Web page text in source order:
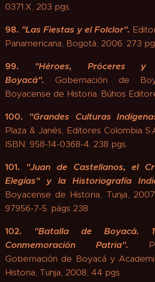
0371.X, 203 pgs.
98. "Las Fiestas y el Folclor".
Panamericana, Bogotá, 2006. 273
99. "Héroes, Próceres
Boyacá".
Gobernación de
Boyacense de Historia. Búhos
100. "Grandes Culturas
Plaza & Janés, Editores Colombia
ISBN: 958-14-0368-4. 238 pgs.
101. "Juan de Castellanos, el
Elegías" y la Historiografía
Boyacense de Historia, Tunja,
97956-7-5. págs 238.
102. "Batalla de Boyacá.
Conmemoración Patria".
Gobernación de Boyacá y
Historia, Tunja, 2008, 44 pgs.